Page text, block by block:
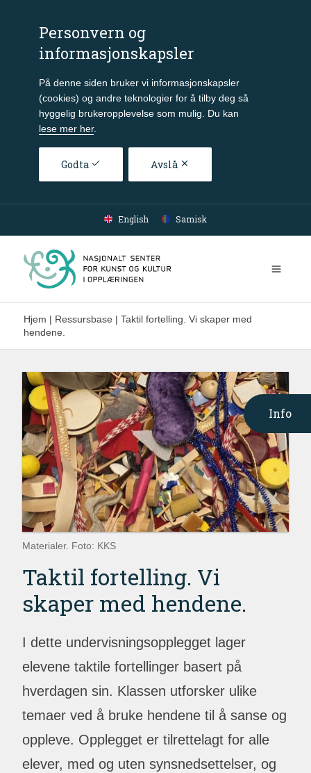
Personvern og
informasjonskapsler
På denne siden bruker vi informasjonskapsler
(cookies) og andre teknologier for å tilby deg så
hyggelig brukeropplevelse som mulig. Du kan
lese mer her.
Godta Avslå
Gå til hovedinnhold
English Samisk
Hjem | Ressursbase | Taktil fortelling. Vi skaper med
hendene.
Info
Materialer. Foto: KKS
Taktil fortelling. Vi
skaper med hendene.
I dette undervisningsopplegget lager
elevene taktile fortellinger basert på
hverdagen sin. Klassen utforsker ulike
temaer ved å bruke hendene til å sanse og
oppleve. Opplegget er tilrettelagt for alle
elever, med og uten synsnedsettelser, og